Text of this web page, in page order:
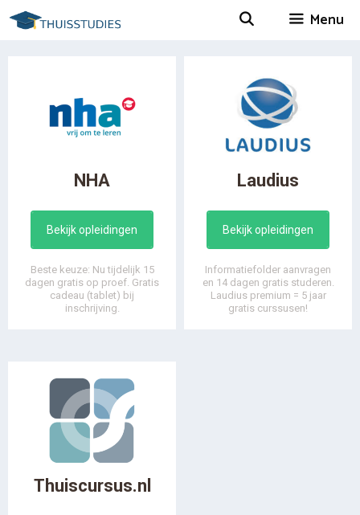
Spring
naar
Menu
NHA
Bekijk opleidingen
Beste keuze: Nu tijdelijk 15
dagen gratis op proef. Gratis
cadeau (tablet) bij
inschrijving.
Laudius
Bekijk opleidingen
Informatiefolder aanvragen
en 14 dagen gratis studeren.
Laudius premium = 5 jaar
gratis curssusen!
Thuiscursus.nl